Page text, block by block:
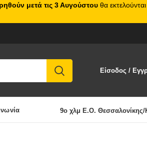
Είσοδος /
9ο χλμ Ε.Ο. Θεσσαλονίκης/
μετά τις 3 Αυγούστου θα εκτελούνται